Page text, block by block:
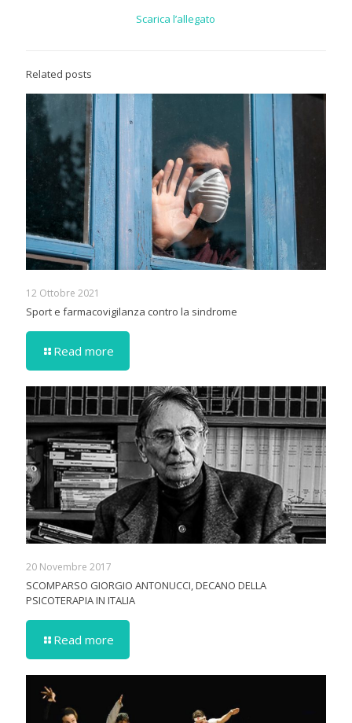
Scarica l’allegato
Related posts
12 Ottobre 2021
Sport e farmacovigilanza contro la sindrome
Read more
20 Novembre 2017
SCOMPARSO GIORGIO ANTONUCCI, DECANO DELLA
PSICOTERAPIA IN ITALIA
Read more